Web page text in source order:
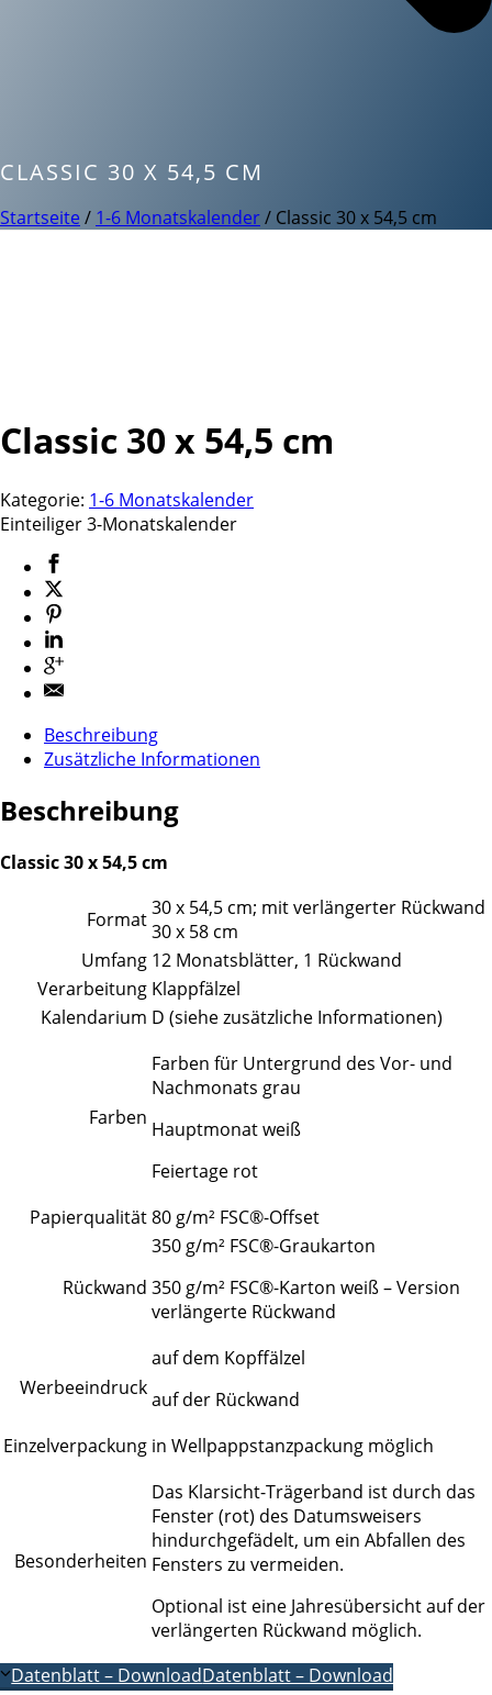
CLASSIC 30 X 54,5 CM
Startseite / 1-6 Monatskalender/ Classic 30 x 54,5 cm
Classic 30 x 54,5 cm
Kategorie: 1-6 Monatskalender
Einteiliger 3-Monatskalender
Beschreibung
Zusätzliche Informationen
Beschreibung
Classic 30 x 54,5 cm
Format30 x 54,5 cm; mit verlängerter Rückwand
30 x 58 cm
Umfang 12 Monatsblätter, 1 Rückwand
Verarbeitung Klappfälzel
Kalendarium D (siehe zusätzliche Informationen)
Farben
Farben für Untergrund des Vor- und
Nachmonats grau
Hauptmonat weiß
Feiertage rot
Papierqualität80 g/m² FSC®-Offset
Rückwand
350 g/m² FSC®-Graukarton
350 g/m² FSC®-Karton weiß – Version
verlängerte Rückwand
Werbeeindruck
auf dem Kopffälzel
auf der Rückwand
Einzelverpackung in Wellpappstanzpackung möglich
Besonderheiten
Das Klarsicht-Trägerband ist durch das
Fenster (rot) des Datumsweisers
hindurchgefädelt, um ein Abfallen des
Fensters zu vermeiden.
Optional ist eine Jahresübersicht auf der
verlängerten Rückwand möglich.
Datenblatt – DownloadDatenblatt – Download